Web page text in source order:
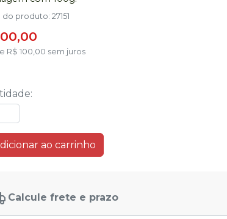
do produto:27151
R$ 100,00 sem juros
:
ao carrinho
Calcule frete e prazo